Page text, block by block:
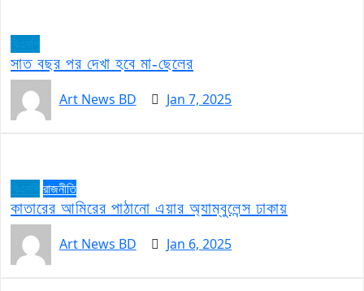
সাত বছর পর দেখা হবে মা-ছেলের
Art News BD
Jan 7, 2025
রাজনীতি
কাতারের আমিরের পাঠানো এয়ার অ্যাম্বুলেন্স ঢাকায়
Art News BD
Jan 6, 2025